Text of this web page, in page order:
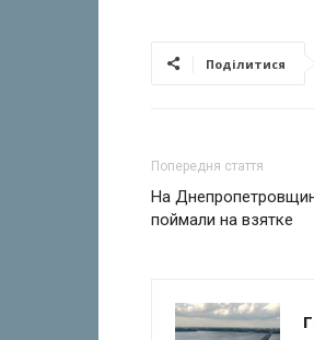
Поділитися
Попередня стаття
На
поймали на взятке